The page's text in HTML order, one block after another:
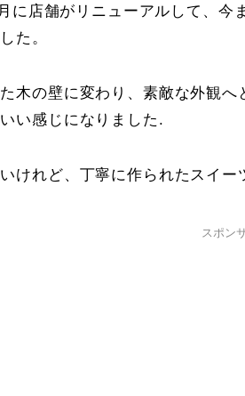
に店舗がリニューアルして、今
た。
木の壁に変わり、素敵な外観
い感じになりました.
けれど、丁寧に作られたスイー
スポン